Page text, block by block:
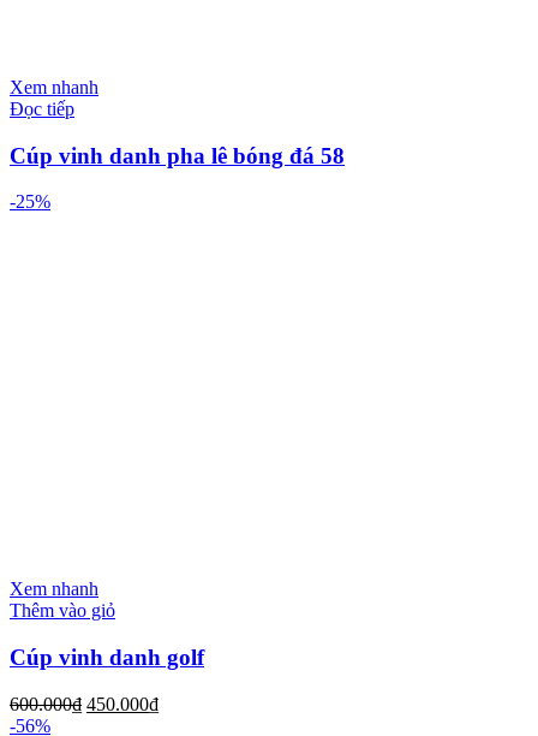
Xem nhanh
Đọc tiếp
Cúp vinh danh pha lê bóng đá 58
-25%
Xem nhanh
Thêm vào giỏ
Cúp vinh danh golf
600.000₫ 450.000₫
-56%